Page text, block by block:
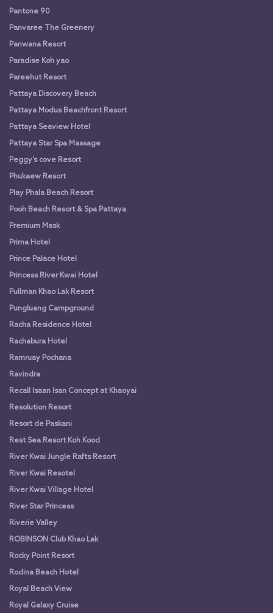
Pantone 90
Panvaree The Greenery
Panwana Resort
Paradise Koh yao
Pareehut Resort
Pattaya Discovery Beach
Pattaya Modus Beachfront Resort
Pattaya Seaview Hotel
Pattaya Star Spa Massage
Peggy’s cove Resort
Phukaew Resort
Play Phala Beach Resort
Pooh Beach Resort & Spa Pattaya
Premium Mask
Prima Hotel
Prince Palace Hotel
Princess River Kwai Hotel
Pullman Khao Lak Resort
Pungluang Campground
Racha Residence Hotel
Rachabura Hotel
Ramruay Pochana
Ravindra
Recall Isaan Isan Concept at Khaoyai
Resolution Resort
Resort de Paskani
Rest Sea Resort Koh Kood
River Kwai Jungle Rafts Resort
River Kwai Resotel
River Kwai Village Hotel
River Star Princess
Riverie Valley
ROBINSON Club Khao Lak
Rocky Point Resort
Rodina Beach Hotel
Royal Beach View
Royal Galaxy Cruise